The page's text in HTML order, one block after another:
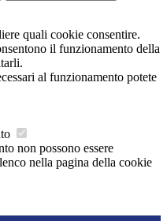
quali cookie consentire.
il funzionamento della
al funzionamento potete
non possono essere
nella pagina della cookie